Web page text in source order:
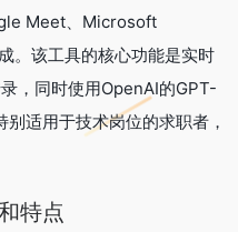
Meet、Microsoft
。该工具的核心功能是实时
，同时使用OpenAI的GPT-
适用于技术岗位的求职者，
特点